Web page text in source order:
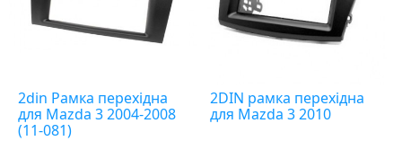
2din Рамка перехідна
для Mazda 3 2004-2008
(11-081)
2DIN рамка перехідна
для Mazda 3 2010